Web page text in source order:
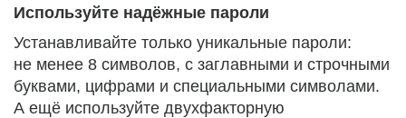
Используйте надёжные пароли
Устанавливайте только уникальные пароли:
не менее 8 символов, с заглавными и строчными
буквами, цифрами и специальными символами.
А ещё используйте двухфакторную